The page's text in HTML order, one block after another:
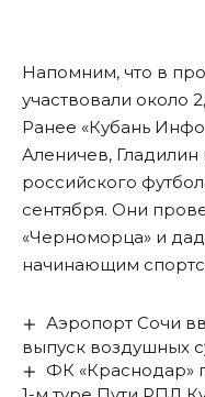
Напомним, что в
участвовали около
Ранее «Кубань
Аленичев,
российского
сентября. Они
«Черноморца» и
начинающим
Аэропорт Сочи
выпуск воздушных
ФК «Краснодар»